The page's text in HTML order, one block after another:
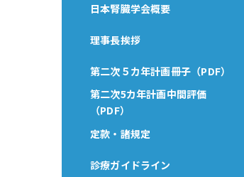
日本腎臓学会概要
理事長挨拶
第二次５カ年計画冊子（PDF）
第二次5カ年計画中間評価
（PDF）
定款・諸規定
診療ガイドライン